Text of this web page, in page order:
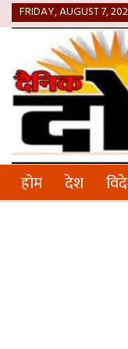
FRIDAY, AUGUST 7,
होम देश